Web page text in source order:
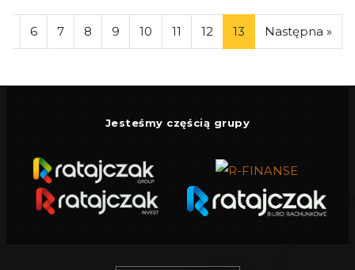
6 7 8 9 10 11 12 13 Następna »
−
Leaflet
Jesteśmy częścią grupy